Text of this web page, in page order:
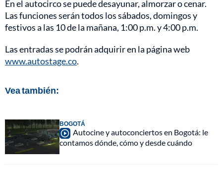
En el autocirco se puede desayunar, almorzar o cenar.
Las funciones serán todos los sábados, domingos y
festivos a las 10 de la mañana, 1:00 p.m. y 4:00 p.m.
Las entradas se podrán adquirir en la página web
www.autostage.co.
Vea también:
BOGOTÁ
Autocine y autoconciertos en Bogotá: le
contamos dónde, cómo y desde cuándo